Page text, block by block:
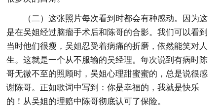
（二）这张照片每次看到时都会有种感动。因为这
是在吴姐经过脑瘤手术后和陈哥的合影。我们可以看到
当时他们很瘦，吴姐忍受着病痛的折磨，依然能笑对人
生。这就是一个从不服输的吴经理。每次说到有病时陈
哥无微不至的照顾时，吴姐心理甜蜜蜜的，总是说很感
谢陈哥。正如歌词中写到：你是幸福的，我就是快乐
的！从吴姐的理赔中陈哥彻底认可了保险。